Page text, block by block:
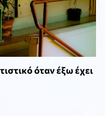
όταν έξω έχει